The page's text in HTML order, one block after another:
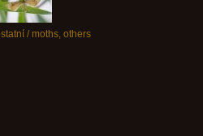
/ moths, others